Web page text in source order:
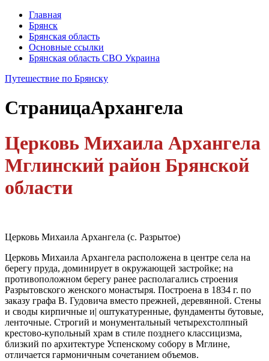
Главная
Брянск
Брянская область
Основные ссылки
Брянская область СВО Украина
Путешествие по Брянску
СтраницаАрхангела
Церковь Михаила Архангела
Мглинский район Брянской
области
Церковь Михаила Архангела (с. Разрытое)
Церковь Михаила Архангела расположена в центре села на
берегу пруда, доминирует в окружающей застройке; на
противоположном берегу ранее располагались строения
Разрытовского женского монастыря. Построена в 1834 г. по
заказу графа В. Гудовича вместо прежней, деревянной. Стены
и своды кирпичные и| оштукатуренные, фундаменты бутовые,
ленточные. Строгий и монументальный четырехстолпный
крестово-купольный храм в стиле позднего классицизма,
близкий по архитектуре Успенскому собору в Мглине,
отличается гармоничным сочетанием объемов.